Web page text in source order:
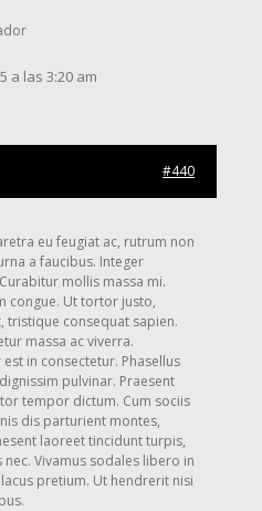
a las 3:20 am
#440
eu feugiat ac, rutrum non
a faucibus. Integer
mollis massa mi.
congue. Ut tortor justo,
tristique consequat sapien.
massa ac viverra.
in consectetur. Phasellus
pulvinar. Praesent
tempor dictum. Cum sociis
dis parturient montes,
laoreet tincidunt turpis,
Vivamus sodales libero in
pretium. Ut hendrerit nisi